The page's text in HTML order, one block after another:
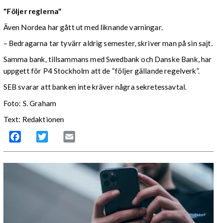
"Följer reglerna"
Även Nordea har gått ut med liknande varningar.
– Bedragarna tar tyvärr aldrig semester, skriver man på sin sajt.
Samma bank, tillsammans med Swedbank och Danske Bank, har
uppgett för P4 Stockholm att de “följer gällande regelverk”.
SEB svarar att banken inte kräver några sekretessavtal.
Foto: S. Graham
Text: Redaktionen
Facebook Twitter